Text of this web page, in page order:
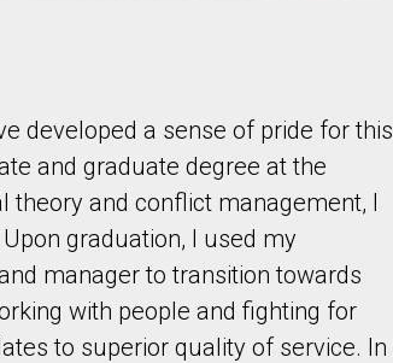
developed a sense of pride for this
and graduate degree at the
theory and conflict management, I
graduation, I used my
manager to transition towards
with people and fighting for
to superior quality of service. In